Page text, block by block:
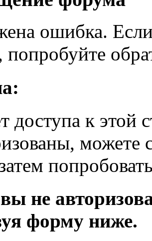
ошибка.
доступа к
можете
не
форму ниже.